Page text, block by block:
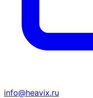
info@heavix.ru